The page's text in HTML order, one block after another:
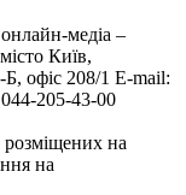
медіа –
Київ,
офіс 208/1 E-mail:
205-43-00
розміщених на
на